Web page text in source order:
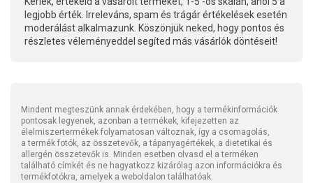
legjobb érték. Irreleváns, spam és trágár értékelések esetén
moderálást alkalmazunk. Köszönjük neked, hogy pontos és
részletes véleményeddel segíted más vásárlók döntéseit!
Mindent megteszünk annak érdekében, hogy a termékinformációk
pontosak legyenek, azonban a termékek, kifejezetten az
élelmiszertermékek folyamatosan változnak, így a csomagolás,
a termék fotók, az összetevők, a tápanyagértékek, a dietetikai és
allergén összetevők is. Minden esetben olvasd el a terméken
található címkét és ne hagyatkozz kizárólag azon információkra és
termékfotókra, amelyek a weboldalon találhatóak.